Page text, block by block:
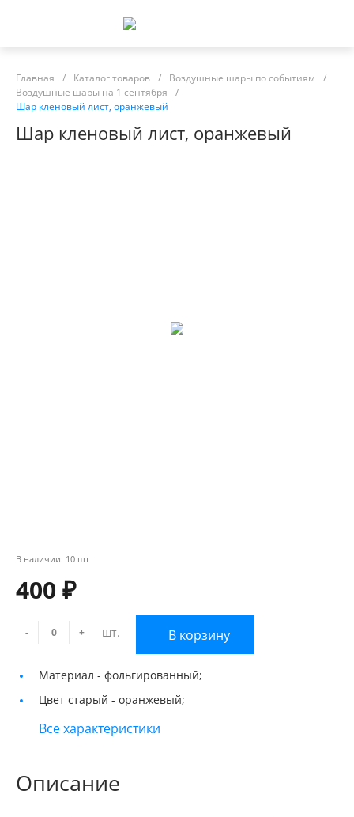
Главная / Каталог товаров / Воздушные шары по событиям
/
Воздушные шары на 1 сентября
/
Шар кленовый лист, оранжевый
Шар кленовый лист, оранжевый
В наличии: 10 шт
400 ₽
- + шт. В корзину
Материал - фольгированный;
Цвет старый - оранжевый;
Все характеристики
Описание